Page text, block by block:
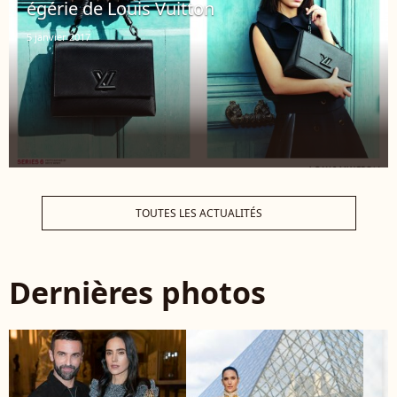
égérie de Louis Vuitton
5 janvier 2017
TOUTES LES ACTUALITÉS
Dernières photos